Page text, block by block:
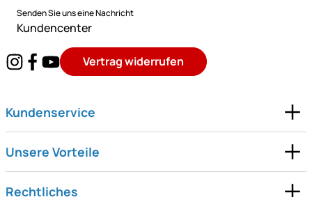
Senden Sie uns eine Nachricht
Kundencenter
Vertrag widerrufen
Kundenservice
Unsere Vorteile
Rechtliches